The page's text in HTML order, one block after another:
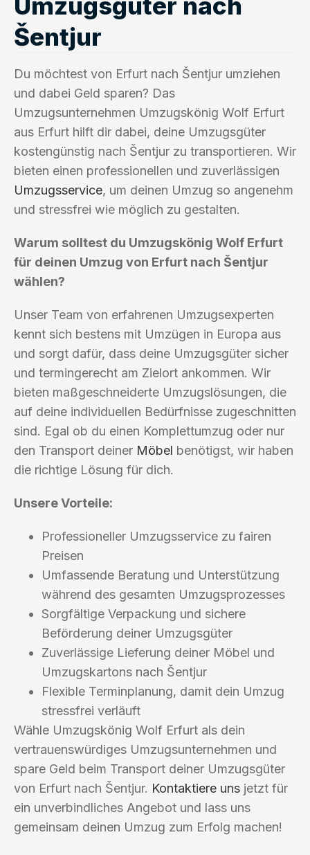
Šentjur
Du möchtest von Erfurt nach Šentjur umziehen
und dabei Geld sparen? Das
Umzugsunternehmen Umzugskönig Wolf Erfurt
aus Erfurt hilft dir dabei, deine Umzugsgüter
kostengünstig nach Šentjur zu transportieren. Wir
bieten einen professionellen und zuverlässigen
Umzugsservice, um deinen Umzug so angenehm
und stressfrei wie möglich zu gestalten.
Warum solltest du Umzugskönig Wolf Erfurt
für deinen Umzug von Erfurt nach Šentjur
wählen?
Unser Team von erfahrenen Umzugsexperten
kennt sich bestens mit Umzügen in Europa aus
und sorgt dafür, dass deine Umzugsgüter sicher
und termingerecht am Zielort ankommen. Wir
bieten maßgeschneiderte Umzugslösungen, die
auf deine individuellen Bedürfnisse zugeschnitten
sind. Egal ob du einen Komplettumzug oder nur
den Transport deiner Möbel benötigst, wir haben
die richtige Lösung für dich.
Unsere Vorteile:
Professioneller Umzugsservice zu fairen
Preisen
Umfassende Beratung und Unterstützung
während des gesamten Umzugsprozesses
Sorgfältige Verpackung und sichere
Beförderung deiner Umzugsgüter
Zuverlässige Lieferung deiner Möbel und
Umzugskartons nach Šentjur
Flexible Terminplanung, damit dein Umzug
stressfrei verläuft
Wähle Umzugskönig Wolf Erfurt als dein
vertrauenswürdiges Umzugsunternehmen und
spare Geld beim Transport deiner Umzugsgüter
von Erfurt nach Šentjur. Kontaktiere uns jetzt für
ein unverbindliches Angebot und lass uns
gemeinsam deinen Umzug zum Erfolg machen!